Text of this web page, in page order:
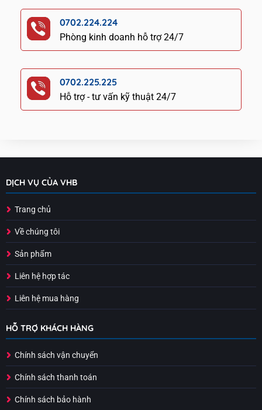
0702.224.224
Phòng kinh doanh hỗ trợ 24/7
0702.225.225
Hỗ trợ - tư vấn kỹ thuật 24/7
DỊCH VỤ CỦA VHB
Trang chủ
Về chúng tôi
Sản phẩm
Liên hệ hợp tác
Liên hệ mua hàng
HỖ TRỢ KHÁCH HÀNG
Chính sách vận chuyển
Chính sách thanh toán
Chính sách bảo hành